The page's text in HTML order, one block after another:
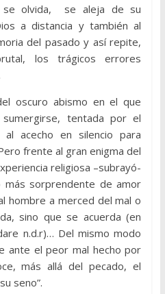
se olvida, se aleja de su
a distancia y también al
del pasado y así repite,
los trágicos errores
oscuro abismo en el que
tentada por el
acecho en silencio para
frente al gran enigma del
religiosa –subrayó-
más sorprendente de amor
hombre a merced del mal o
sino que se acuerda (en
n.d.r)… Del mismo modo
ante el peor mal hecho por
más allá del pecado, el
seno”.